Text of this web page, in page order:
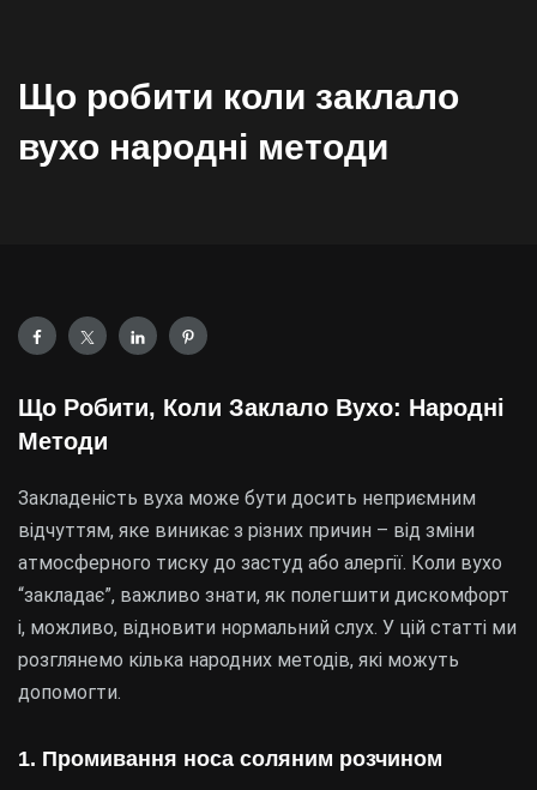
Що робити коли заклало
вухо народні методи
Що Робити, Коли Заклало Вухо: Народні
Методи
Закладеність вуха може бути досить неприємним
відчуттям, яке виникає з різних причин – від зміни
атмосферного тиску до застуд або алергії. Коли вухо
“закладає”, важливо знати, як полегшити дискомфорт
і, можливо, відновити нормальний слух. У цій статті ми
розглянемо кілька народних методів, які можуть
допомогти.
1. Промивання носа соляним розчином